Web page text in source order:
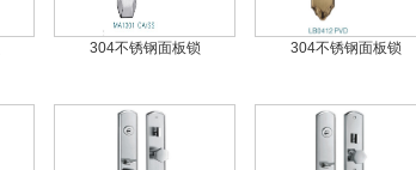
304不锈钢面板锁 304不锈钢面板锁